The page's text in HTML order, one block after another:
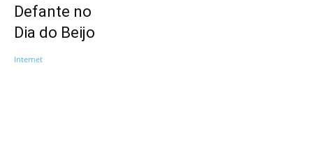
Defante no
Dia do Beijo
Internet